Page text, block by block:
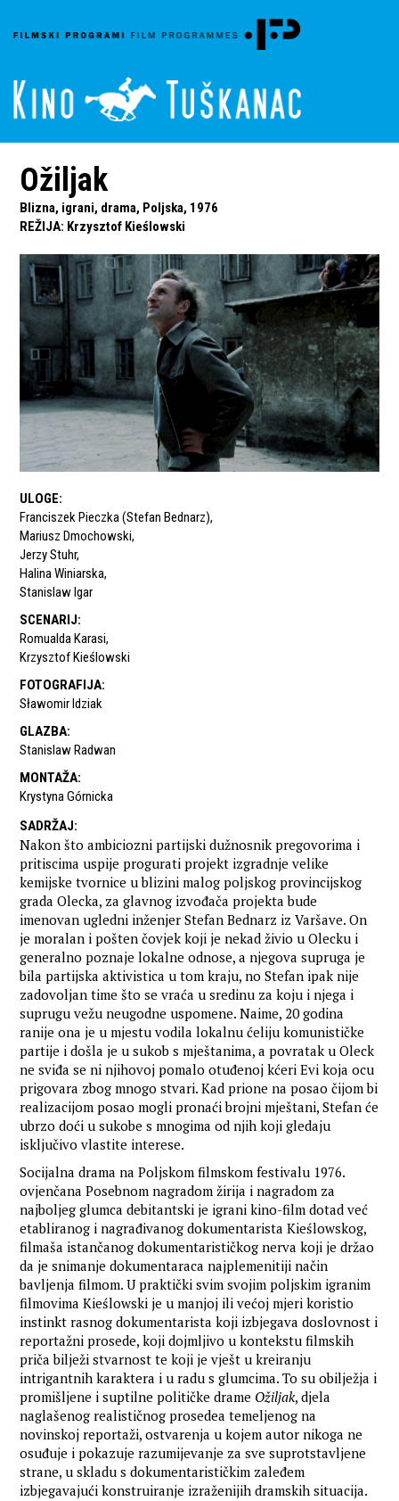
Ožiljak
Blizna, igrani, drama, Poljska, 1976
REŽIJA: Krzysztof Kieślowski
ULOGE:
Franciszek Pieczka (Stefan Bednarz),
Mariusz Dmochowski,
Jerzy Stuhr,
Halina Winiarska,
Stanislaw Igar
SCENARIJ:
Romualda Karasi,
Krzysztof Kieślowski
FOTOGRAFIJA:
Sławomir Idziak
GLAZBA:
Stanislaw Radwan
MONTAŽA:
Krystyna Górnicka
SADRŽAJ:
Nakon što ambiciozni partijski dužnosnik pregovorima i
pritiscima uspije progurati projekt izgradnje velike
kemijske tvornice u blizini malog poljskog provincijskog
grada Olecka, za glavnog izvođača projekta bude
imenovan ugledni inženjer Stefan Bednarz iz Varšave. On
je moralan i pošten čovjek koji je nekad živio u Olecku i
generalno poznaje lokalne odnose, a njegova supruga je
bila partijska aktivistica u tom kraju, no Stefan ipak nije
zadovoljan time što se vraća u sredinu za koju i njega i
suprugu vežu neugodne uspomene. Naime, 20 godina
ranije ona je u mjestu vodila lokalnu ćeliju komunističke
partije i došla je u sukob s mještanima, a povratak u Oleck
ne sviđa se ni njihovoj pomalo otuđenoj kćeri Evi koja ocu
prigovara zbog mnogo stvari. Kad prione na posao čijom bi
realizacijom posao mogli pronaći brojni mještani, Stefan će
ubrzo doći u sukobe s mnogima od njih koji gledaju
isključivo vlastite interese.
Socijalna drama na Poljskom filmskom festivalu 1976.
ovjenčana Posebnom nagradom žirija i nagradom za
najboljeg glumca debitantski je igrani kino-film dotad već
etabliranog i nagrađivanog dokumentarista Kieślowskog,
filmaša istančanog dokumentarističkog nerva koji je držao
da je snimanje dokumentaraca najplemenitiji način
bavljenja filmom. U praktički svim svojim poljskim igranim
filmovima Kieślowski je u manjoj ili većoj mjeri koristio
instinkt rasnog dokumentarista koji izbjegava doslovnost i
reportažni prosede, koji dojmljivo u kontekstu filmskih
priča bilježi stvarnost te koji je vješt u kreiranju
intrigantnih karaktera i u radu s glumcima. To su obilježja i
promišljene i suptilne političke drame Ožiljak, djela
naglašenog realističnog prosedea temeljenog na
novinskoj reportaži, ostvarenja u kojem autor nikoga ne
osuđuje i pokazuje razumijevanje za sve suprotstavljene
strane, u skladu s dokumentarističkim zaleđem
izbjegavajući konstruiranje izraženijih dramskih situacija.